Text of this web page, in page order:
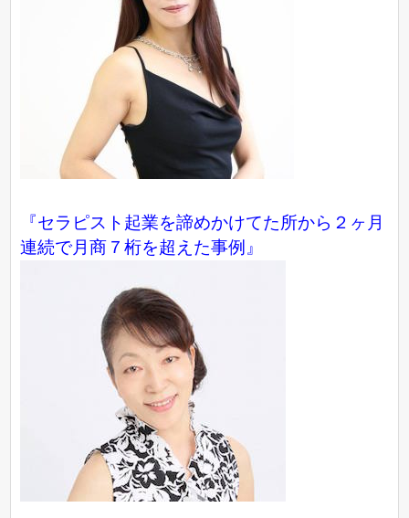
『セラピスト起業を諦めかけてた所から２ヶ月
連続で月商７桁を超えた事例』